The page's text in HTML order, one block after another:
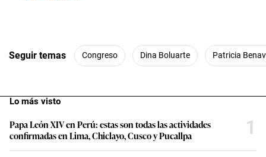
Seguir temas Congreso Dina Boluarte Patricia
Lo más visto
Papa León XIV en Perú: estas son todas las actividades
confirmadas en Lima, Chiclayo, Cusco y Pucallpa
1